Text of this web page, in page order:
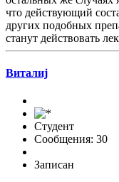
что действующий
других подобных
станут действовать
Виталиj
Студент
Сообщения: 30
Записан